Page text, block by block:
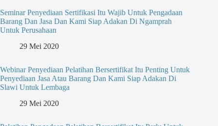
Seminar Penyediaan Sertifikasi Itu Wajib Untuk Pengadaan
Barang Dan Jasa Dan Kami Siap Adakan Di Ngamprah
Untuk Perusahaan
29 Mei 2020
Webinar Penyediaan Pelatihan Bersertifikat Itu Penting Untuk
Penyediaan Jasa Atau Barang Dan Kami Siap Adakan Di
Slawi Untuk Lembaga
29 Mei 2020